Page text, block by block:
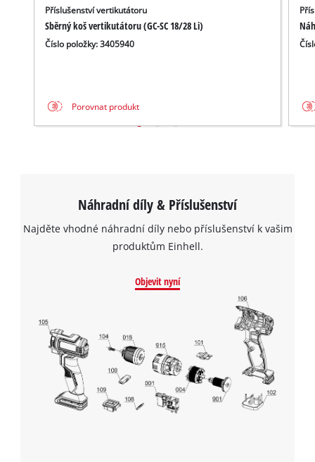
Příslušenství vertikutátoru
Sběrný koš vertikutátoru (GC-SC 18/28 Li)
Číslo položky: 3405940
Porovnat produkt
Náhradní díly & Příslušenství
Najděte vhodné náhradní díly nebo příslušenství k vašim
produktům Einhell.
Objevit nyní